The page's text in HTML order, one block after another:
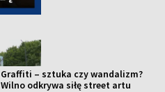
Graffiti – sztuka czy wandalizm?
Wilno odkrywa siłę street artu